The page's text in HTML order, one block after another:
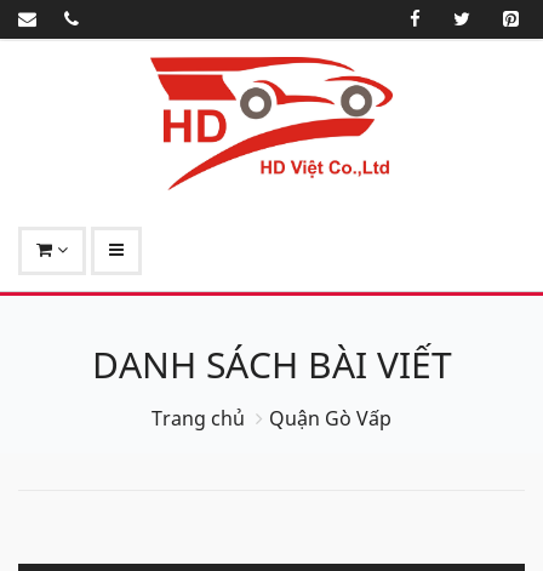
DANH SÁCH BÀI VIẾT
Trang chủ Quận Gò Vấp